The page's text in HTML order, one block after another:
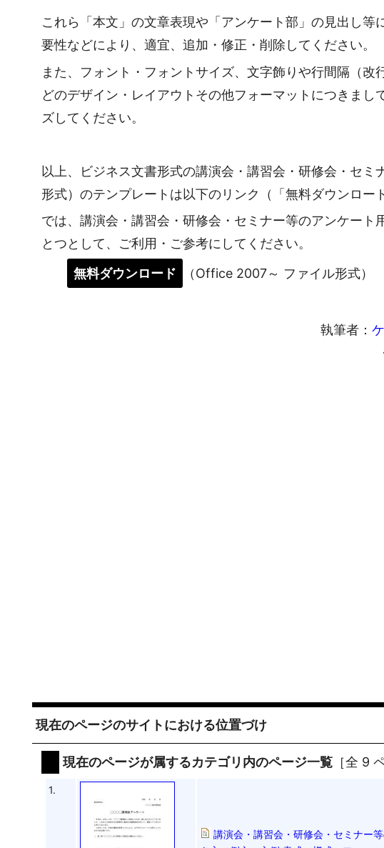
これら「本文」の文章表現や「アンケート部」の見出し
要性などにより、適宜、追加・修正・削除してください。
また、フォント・フォントサイズ、文字飾りや行間隔（
どのデザイン・レイアウトその他フォーマットにつきま
ズしてください。
以上、ビジネス文書形式の講演会・講習会・研修会・セ
形式）のテンプレートは以下のリンク（「無料ダウンロー
では、講演会・講習会・研修会・セミナー等のアンケー
とつとして、ご利用・ご参考にしてください。
無料ダウンロード
（Office 2007～ ファイル形式）
執筆者：
現在のページのサイトにおける位置づけ
現在のページが属するカテゴリ内のページ一覧 ［全 9
1.
講演会・講習会・研修会・セミナー